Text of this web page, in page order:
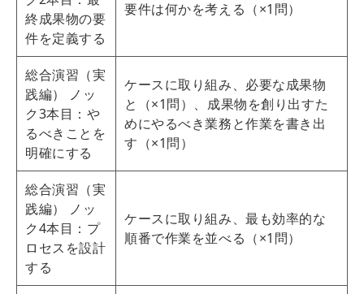
終成果物の要
件を定義する
要件は何かを考える（×1問）
総合演習（実
践編） ノッ
ク3本目：や
るべきことを
明確にする
ケースに取り組み、必要な成果物
と（×1問）、成果物を創り出すた
めにやるべき業務と作業を書き出
す（×1問）
総合演習（実
践編） ノッ
ク4本目：プ
ロセスを設計
する
ケースに取り組み、最も効率的な
順番で作業を並べる（×1問）